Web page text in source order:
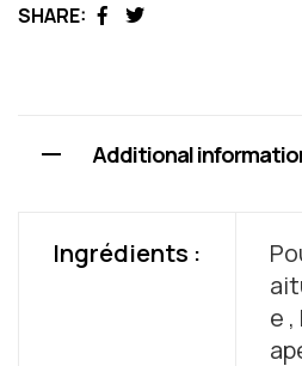
SHARE:
Facebook
Twitter
Additional
Ingrédients :
e